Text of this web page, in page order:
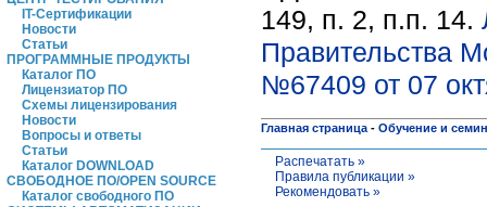
IT-Сертификации
Новости
Статьи
ПРОГРАММНЫЕ ПРОДУКТЫ
Каталог ПО
Лицензиатор ПО
Схемы лицензирования
Новости
Вопросы и ответы
Статьи
Каталог DOWNLOAD
СВОБОДНОЕ ПО/OPEN SOURCE
Каталог свободного ПО
149, п. 2, п.п. 14.
Правительства
№67409 от 07
Главная страница - Обучение и
Распечатать »
Правила публикации »
Рекомендовать »